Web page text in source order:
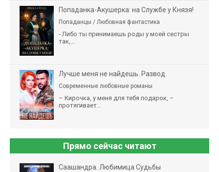
Попаданка-Акушерка: на Службе у Князя!
Попаданцы / Любовная фантастика
- Либо ты принимаешь роды у моей сестры
так,...
Лучше меня не найдешь. Развод
Современные любовные романы
– Кирочка, у меня для тебя подарок, –
протягивает...
Прямо сейчас читают
Саашандра. Любимица Судьбы